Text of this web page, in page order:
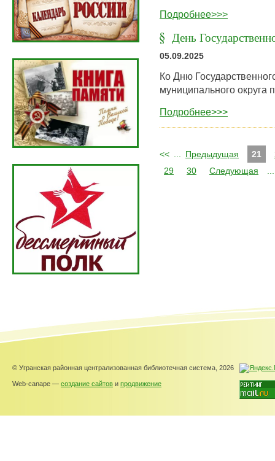
Подробнее>>>
День
05.09.2025
Ко Дню
муниципального
Подробнее>>>
<< Предыдущая 21
29
30 Следующая
© Угранская районная централизованная библиотечная система, 2026
Web-canape — создание сайтов и продвижение